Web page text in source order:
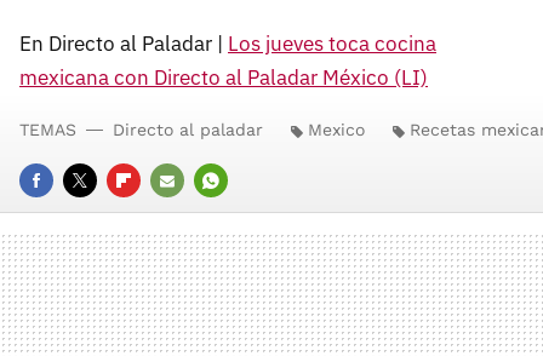
En Directo al Paladar | Los jueves toca cocina
mexicana con Directo al Paladar México (LI)
FACEBOOK
TWITTERFLIPBOARD
E-
MAIL
WHATSAPP
TEMAS Directo al paladar Mexico Recetas